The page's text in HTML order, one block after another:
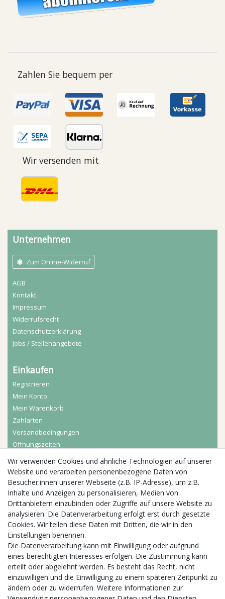
Zahlen Sie bequem per
Wir versenden mit
Unternehmen
Zum Online-Widerruf
AGB
Kontakt
Impressum
Widerrufs­recht
Daten­schutz­erklärung
Jobs / Stellenangebote
Einkaufen
Registrieren
Mein Konto
Mein Warenkorb
Zahlarten
Versandbedingungen
Öffnungszeiten
Aktuelles
Busgruppen
Kindergeburtstage
Kindergartenausflug
Schulklassenausflug
Zwillingsrabatt
Wir verwenden Cookies und ähnliche Technologien auf unserer
Website und verarbeiten personenbezogene Daten von
Besucher:innen unserer Webseite (z.B. IP-Adresse), um z.B.
Inhalte und Anzeigen zu personalisieren, Medien von
Drittanbietern einzubinden oder Zugriffe auf unsere Website zu
analysieren. Die Datenverarbeitung erfolgt erst durch gesetzte
Cookies. Wir teilen diese Daten mit Dritten, die wir in den
Einstellungen benennen.
Die Datenverarbeitung kann mit Einwilligung oder aufgrund
eines berechtigten Interesses erfolgen. Die Zustimmung kann
erteilt oder abgelehnt werden. Es besteht das Recht, nicht
einzuwilligen und die Einwilligung zu einem späteren Zeitpunkt zu
ändern oder zu widerrufen. Weitere Informationen zur